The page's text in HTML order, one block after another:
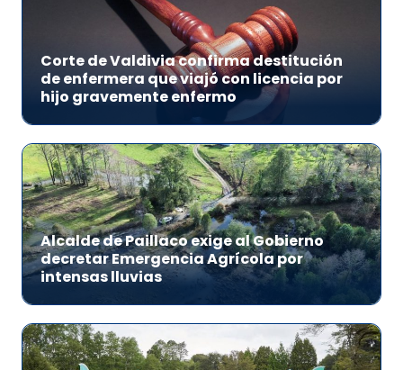
Corte de Valdivia confirma destitución
de enfermera que viajó con licencia por
hijo gravemente enfermo
Alcalde de Paillaco exige al Gobierno
decretar Emergencia Agrícola por
intensas lluvias